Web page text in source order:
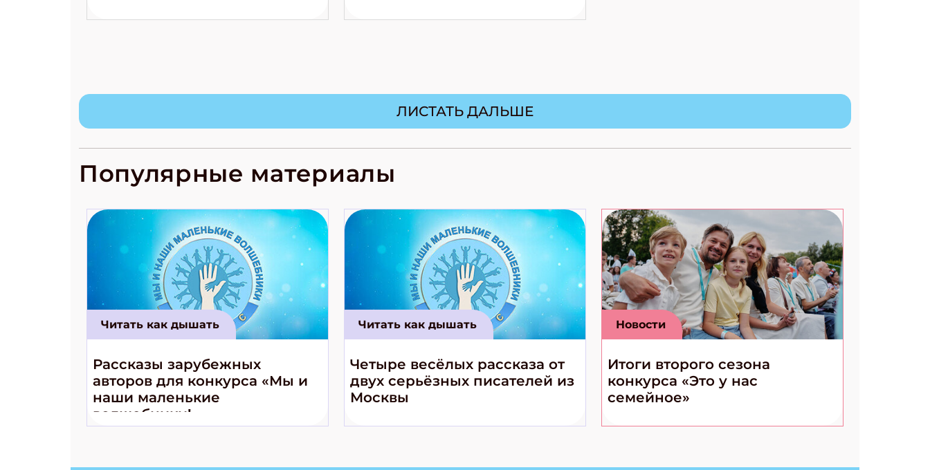
ЛИСТАТЬ ДАЛЬШЕ
Популярные материалы
Читать как дышать
Рассказы зарубежных
авторов для конкурса «Мы и
наши маленькие
волшебники!»
Читать как дышать
Четыре весёлых рассказа от
двух серьёзных писателей из
Москвы
Новости
Итоги второго сезона
конкурса «Это у нас
семейное»